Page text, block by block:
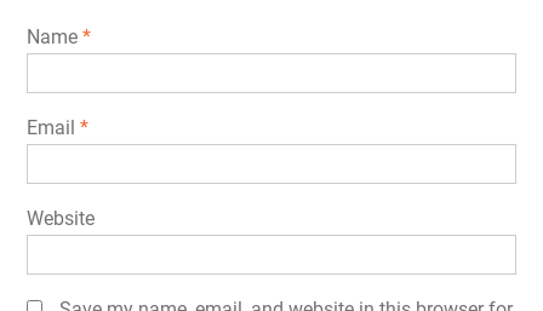
Name *
Email *
Website